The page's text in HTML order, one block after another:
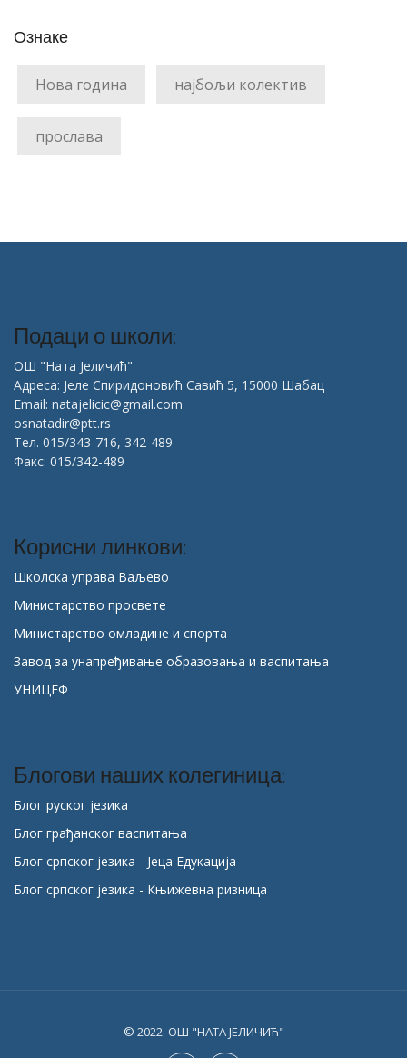
Ознаке
Нова година најбољи колектив
прослава
Подаци о школи:
ОШ "Ната Јеличић"
Адреса: Јеле Спиридоновић Савић 5, 15000 Шабац
Email: natajelicic@gmail.com
osnatadir@ptt.rs
Тел. 015/343-716, 342-489
Факс: 015/342-489
Корисни линкови:
Школска управа Ваљево
Министарство просвете
Министарство омладине и спорта
Завод за унапређивање образовања и васпитања
УНИЦЕФ
Блогови наших колегиница:
Блог руског језика
Блог грађанског васпитања
Блог српског језика - Јеца Едукација
Блог српског језика - Књижевна ризница
© 2022. ОШ "НАТА ЈЕЛИЧИЋ"